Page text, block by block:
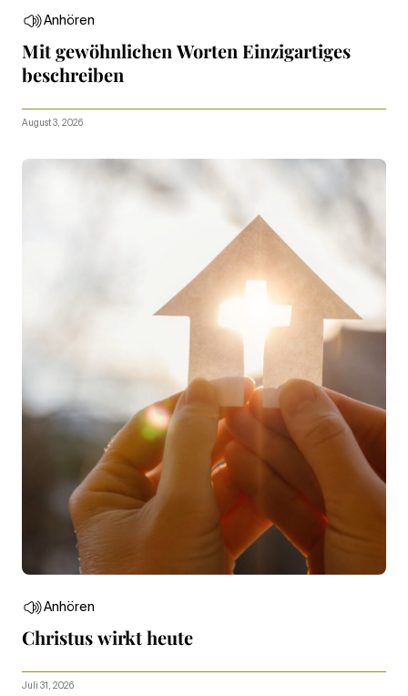
Anhören
Mit gewöhnlichen Worten Einzigartiges
beschreiben
August 3, 2026
Anhören
Christus wirkt heute
Juli 31, 2026